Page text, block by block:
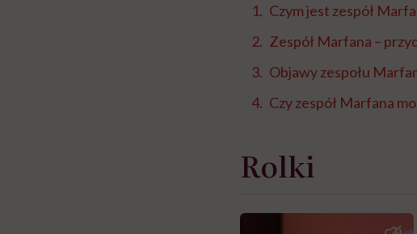
Czym jest zespół
Zespół Marfana –
Objawy zespołu
Czy zespół Marfana
Rolki